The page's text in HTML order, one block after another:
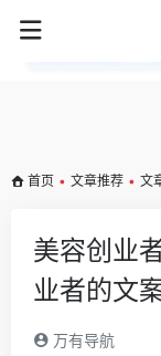
首页 • 文章推荐 • 文
美容创业
业者的文
万有导航